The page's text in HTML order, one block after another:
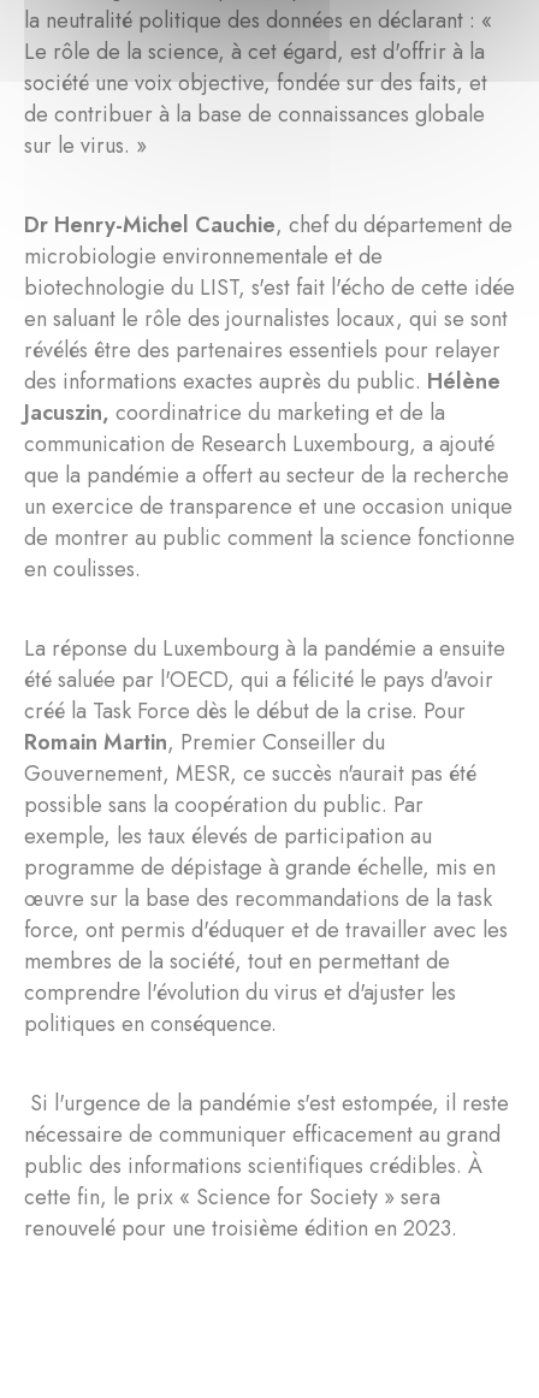
la neutralité politique des données en déclarant : «
Le rôle de la science, à cet égard, est d'offrir à la
société une voix objective, fondée sur des faits, et
de contribuer à la base de connaissances globale
sur le virus. »
Dr Henry-Michel Cauchie, chef du département de
microbiologie environnementale et de
biotechnologie du LIST, s'est fait l'écho de cette idée
en saluant le rôle des journalistes locaux, qui se sont
révélés être des partenaires essentiels pour relayer
des informations exactes auprès du public. Hélène
Jacuszin, coordinatrice du marketing et de la
communication de Research Luxembourg, a ajouté
que la pandémie a offert au secteur de la recherche
un exercice de transparence et une occasion unique
de montrer au public comment la science fonctionne
en coulisses.
La réponse du Luxembourg à la pandémie a ensuite
été saluée par l'OECD, qui a félicité le pays d'avoir
créé la Task Force dès le début de la crise. Pour
Romain Martin, Premier Conseiller du
Gouvernement, MESR, ce succès n'aurait pas été
possible sans la coopération du public. Par
exemple, les taux élevés de participation au
programme de dépistage à grande échelle, mis en
œuvre sur la base des recommandations de la task
force, ont permis d'éduquer et de travailler avec les
membres de la société, tout en permettant de
comprendre l'évolution du virus et d'ajuster les
politiques en conséquence.
Si l'urgence de la pandémie s'est estompée, il reste
nécessaire de communiquer efficacement au grand
public des informations scientifiques crédibles. À
cette fin, le prix « Science for Society » sera
renouvelé pour une troisième édition en 2023.